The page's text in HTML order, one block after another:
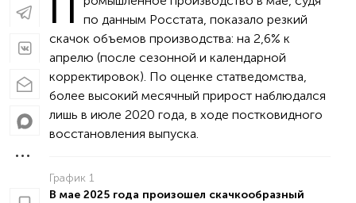
П
по данным Росстата, показало резкий
скачок объемов производства: на 2,6% к
апрелю (после сезонной и календарной
корректировок). По оценке статведомства,
более высокий месячный прирост наблюдался
лишь в июле 2020 года, в ходе постковидного
восстановления выпуска.
График 1
В мае 2025 года произошел скачкообразный